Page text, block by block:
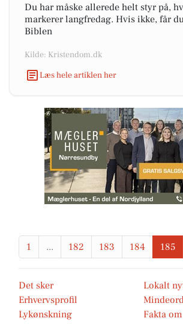
Du har måske allerede helt styr på,
markerer langfredag. Hvis ikke, får
Biblen
Kilde: Kristendom.dk
Læs hele artiklen her
1 ... 182 183 184 185
Det sker
Lokalt
Erhvervsprofil
Lykønskning
Fakta om